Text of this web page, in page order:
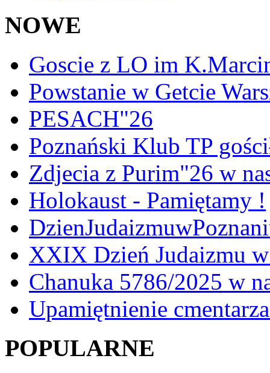
NOWE
Goscie z LO im
Powstanie w Getcie
PESACH"26
Poznański Klub TP
Zdjecia z Purim"26 w
Holokaust - Pamiętamy !
XXIX Dzień Judaizmu
Chanuka 5786/2025 w
Upamiętnienie
POPULARNE